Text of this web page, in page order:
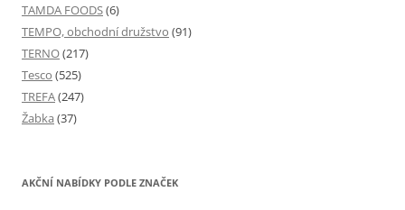
TAMDA FOODS(6)
TEMPO, obchodní družstvo (91)
TERNO(217)
Tesco (525)
TREFA(247)
Žabka (37)
AKČNÍ NABÍDKY PODLE ZNAČEK